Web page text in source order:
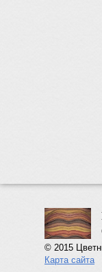
© 2015
Карта сайта